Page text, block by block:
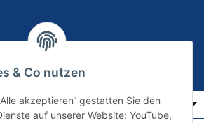
& Co nutzen
akzeptieren“ gestatten Sie den
auf unserer Website: YouTube,